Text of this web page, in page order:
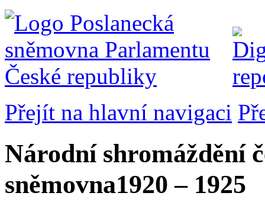
Přejít na hlavní navigaci
Národní shromáždění
sněmovna1920 – 1925